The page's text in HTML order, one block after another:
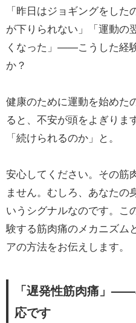
「昨日はジョギングをし
が下りられない」「運動の
くなった」——こうした経
か？
健康のために運動を始めた
ると、不安が頭をよぎりま
「続けられるのか」と。
安心してください。その筋
ません。むしろ、あなたの
いうシグナルなのです。こ
験する筋肉痛のメカニズム
アの方法をお伝えします。
「遅発性筋肉痛」
応です